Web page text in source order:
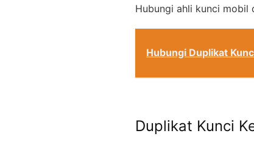
Hubungi ahli kunci mobil
Hubungi Duplikat
Duplikat Kunci